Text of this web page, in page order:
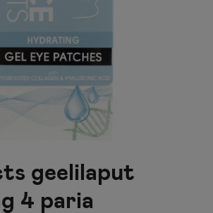
geelilaput
4 paria